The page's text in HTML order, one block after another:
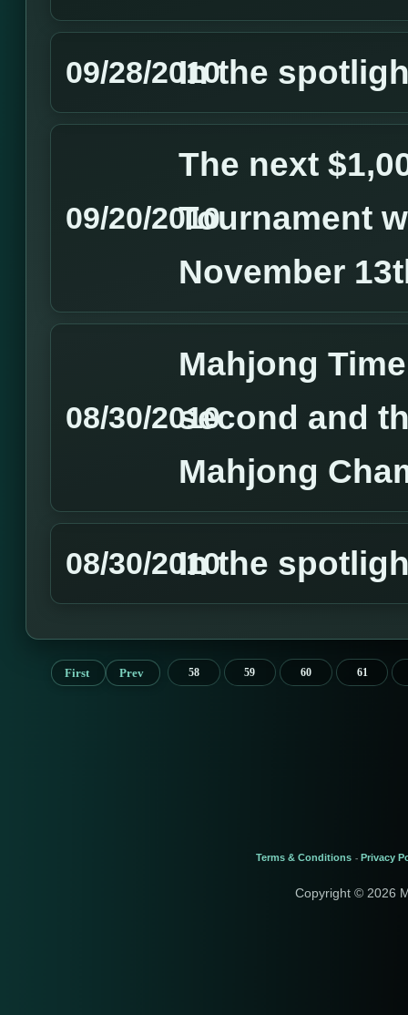
09/28/2010In the
09/20/2010
The next
Tournament
November
08/30/2010
Mahjong
second and
Mahjong
08/30/2010In the
First Prev 58 59 60 61
Terms & Conditions - Privacy
Copyright © 2026